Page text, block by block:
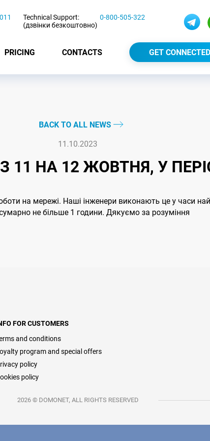
Technical Support:
(дзвінки безкоштовно)
0-800-505-322
PRICING CONTACTS GET CONNECTED
BACK TO ALL NEWS
11.10.2023
11 НА 12 ЖОВТНЯ, У
на мережі. Наші інженери виконають це у часи
не більше 1 години. Дякуємо за розуміння
FOR CUSTOMERS
and conditions
program and special offers
policy
policy
2026 © DOMONET, ALL RIGHTS RESERVED